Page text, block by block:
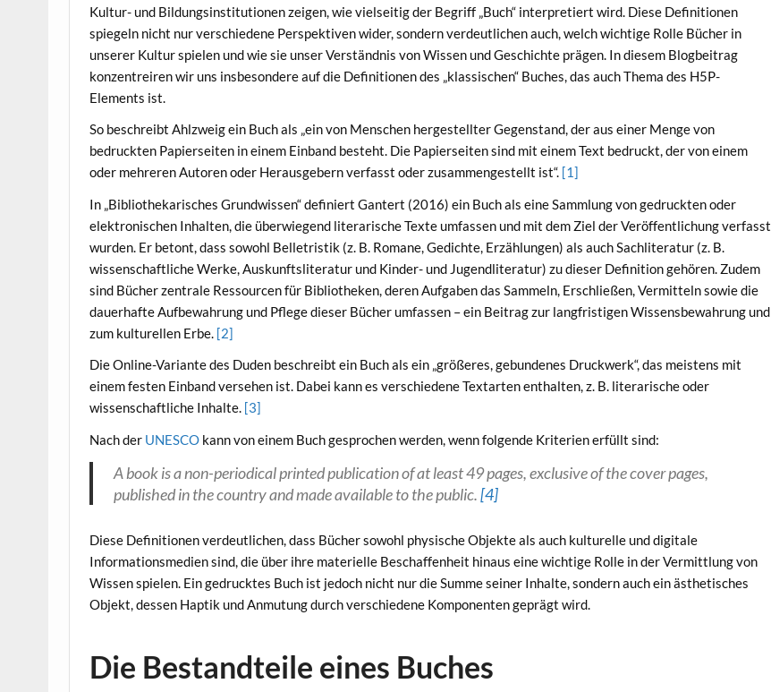
Kultur- und Bildungsinstitutionen zeigen, wie vielseitig der Begriff „Buch“ interpretiert wird. Diese Definitionen
spiegeln nicht nur verschiedene Perspektiven wider, sondern verdeutlichen auch, welch wichtige Rolle Bücher in
unserer Kultur spielen und wie sie unser Verständnis von Wissen und Geschichte prägen. In diesem Blogbeitrag
konzentreiren wir uns insbesondere auf die Definitionen des „klassischen“ Buches, das auch Thema des H5P-
Elements ist.
So beschreibt Ahlzweig ein Buch als „ein von Menschen hergestellter Gegenstand, der aus einer Menge von
bedruckten Papierseiten in einem Einband besteht. Die Papierseiten sind mit einem Text bedruckt, der von einem
oder mehreren Autoren oder Herausgebern verfasst oder zusammengestellt ist“. [1]
In „Bibliothekarisches Grundwissen“ definiert Gantert (2016) ein Buch als eine Sammlung von gedruckten oder
elektronischen Inhalten, die überwiegend literarische Texte umfassen und mit dem Ziel der Veröffentlichung verfasst
wurden. Er betont, dass sowohl Belletristik (z. B. Romane, Gedichte, Erzählungen) als auch Sachliteratur (z. B.
wissenschaftliche Werke, Auskunftsliteratur und Kinder- und Jugendliteratur) zu dieser Definition gehören. Zudem
sind Bücher zentrale Ressourcen für Bibliotheken, deren Aufgaben das Sammeln, Erschließen, Vermitteln sowie die
dauerhafte Aufbewahrung und Pflege dieser Bücher umfassen – ein Beitrag zur langfristigen Wissensbewahrung und
zum kulturellen Erbe. [2]
Die Online-Variante des Duden beschreibt ein Buch als ein „größeres, gebundenes Druckwerk“, das meistens mit
einem festen Einband versehen ist. Dabei kann es verschiedene Textarten enthalten, z. B. literarische oder
wissenschaftliche Inhalte. [3]
Nach der UNESCO kann von einem Buch gesprochen werden, wenn folgende Kriterien erfüllt sind:
A book is a non-periodical printed publication of at least 49 pages, exclusive of the cover pages,
published in the country and made available to the public.[4]
Diese Definitionen verdeutlichen, dass Bücher sowohl physische Objekte als auch kulturelle und digitale
Informationsmedien sind, die über ihre materielle Beschaffenheit hinaus eine wichtige Rolle in der Vermittlung von
Wissen spielen. Ein gedrucktes Buch ist jedoch nicht nur die Summe seiner Inhalte, sondern auch ein ästhetisches
Objekt, dessen Haptik und Anmutung durch verschiedene Komponenten geprägt wird.
Die Bestandteile eines Buches